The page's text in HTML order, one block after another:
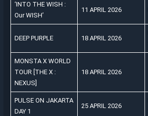
‘INTO THE WISH :
Our WISH’
11 APRIL 2026
DEEP PURPLE 18 APRIL 2026
MONSTA X WORLD
TOUR [THE X :
NEXUS]
18 APRIL 2026
PULSE ON JAKARTA
DAY 1
25 APRIL 2026